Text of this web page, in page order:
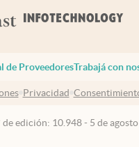
de ProveedoresTrabajá con
Privacidad
de edición: 10.948 - 5 de